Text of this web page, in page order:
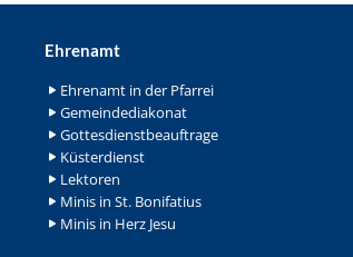
Ehrenamt
Ehrenamt in der Pfarrei
Gemeindediakonat
Gottesdienstbeauftrage
Küsterdienst
Lektoren
Minis in St. Bonifatius
Minis in Herz Jesu